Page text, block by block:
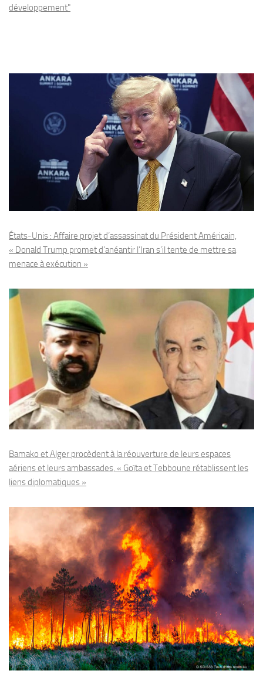
développement"
États-Unis : Affaire projet d’assassinat du Président Américain,
« Donald Trump promet d’anéantir l’Iran s’il tente de mettre sa
menace à exécution »
Bamako et Alger procèdent à la réouverture de leurs espaces
aériens et leurs ambassades, « Goïta et Tebboune rétablissent les
liens diplomatiques »